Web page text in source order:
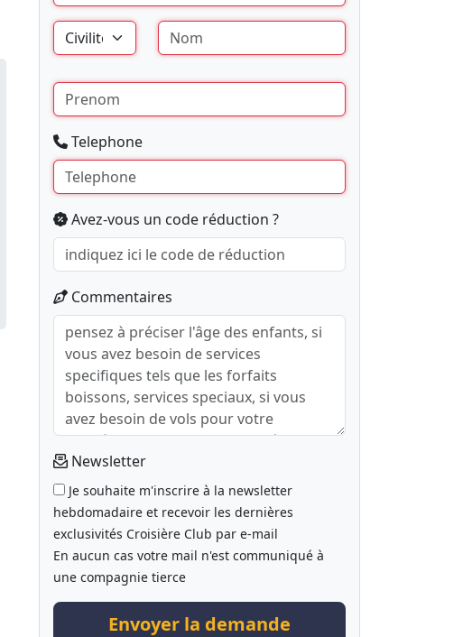
Telephone
Avez-vous un code réduction ?
Commentaires
Newsletter
Je souhaite m'inscrire à la newsletter
hebdomadaire et recevoir les dernières
exclusivités Croisière Club par e-mail
En aucun cas votre mail n'est communiqué à
une compagnie tierce
Envoyer la demande